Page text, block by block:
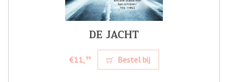
DE JACHT
€11,99 Bestel bij